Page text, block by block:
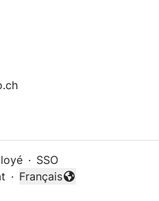
· SSO
·
Changer la langue
Français